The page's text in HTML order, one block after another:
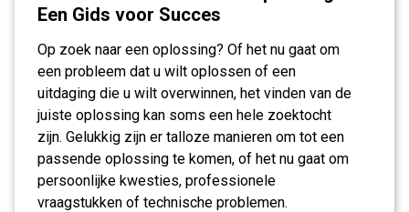
Een Gids voor Succes
Op zoek naar een oplossing? Of het nu gaat om
een probleem dat u wilt oplossen of een
uitdaging die u wilt overwinnen, het vinden van de
juiste oplossing kan soms een hele zoektocht
zijn. Gelukkig zijn er talloze manieren om tot een
passende oplossing te komen, of het nu gaat om
persoonlijke kwesties, professionele
vraagstukken of technische problemen.